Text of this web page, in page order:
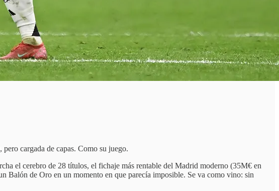
cargada de capas. Como su juego.
el cerebro de 28 títulos, el fichaje más rentable del Madrid moderno (35M€ en
Balón de Oro en un momento en que parecía imposible. Se va como vino: sin